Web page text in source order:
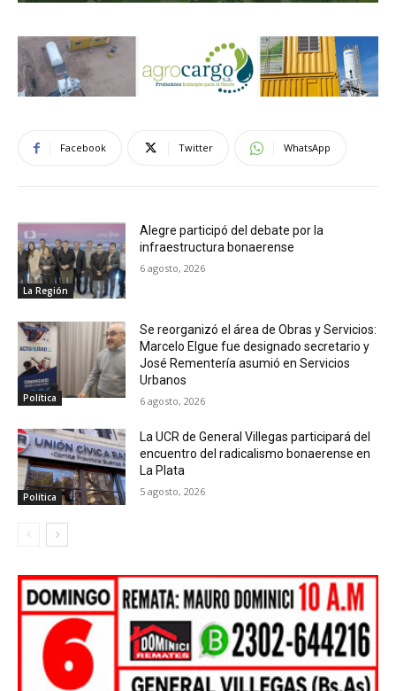
Facebook Twitter WhatsApp
La Región
Alegre participó del debate por la
infraestructura bonaerense
6 agosto, 2026
Política
Se reorganizó el área de Obras y Servicios:
Marcelo Elgue fue designado secretario y
José Rementería asumió en Servicios
Urbanos
6 agosto, 2026
Política
La UCR de General Villegas participará del
encuentro del radicalismo bonaerense en
La Plata
5 agosto, 2026